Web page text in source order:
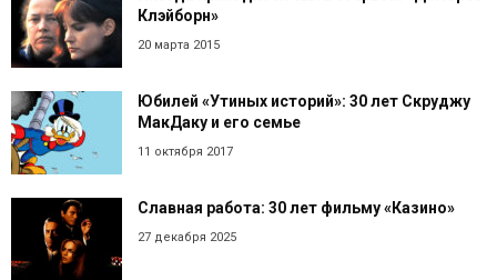
Клэйборн»
20 марта 2015
Юбилей «Утиных историй»: 30 лет Скруджу
МакДаку и его семье
11 октября 2017
Славная работа: 30 лет фильму «Казино»
27 декабря 2025